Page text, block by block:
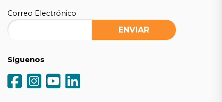
Correo Electrónico
Síguenos